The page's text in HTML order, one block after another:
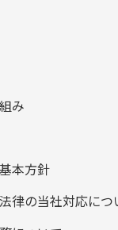
み
本方針
律の当社対応につ